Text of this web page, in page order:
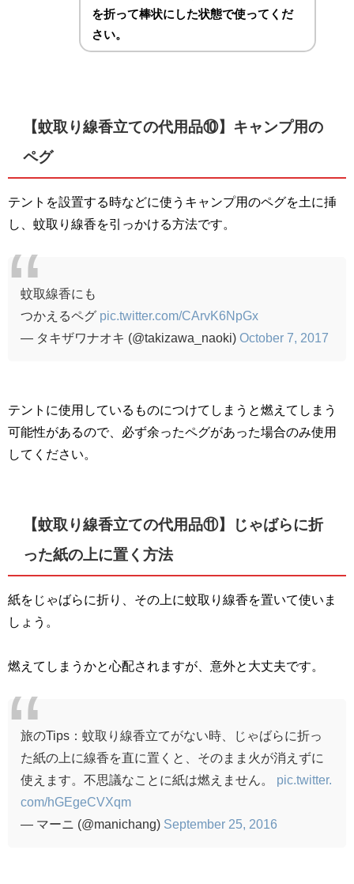
を折って棒状にした状態で使ってくだ
さい。
【蚊取り線香立ての代用品⑩】キャンプ用の
ペグ
テントを設置する時などに使うキャンプ用のペグを土に挿
し、蚊取り線香を引っかける方法です。
蚊取線香にも
つかえるペグ pic.twitter.com/CArvK6NpGx
— タキザワナオキ (@takizawa_naoki) October 7, 2017
テントに使用しているものにつけてしまうと燃えてしまう
可能性があるので、必ず余ったペグがあった場合のみ使用
してください。
【蚊取り線香立ての代用品⑪】じゃばらに折
った紙の上に置く方法
紙をじゃばらに折り、その上に蚊取り線香を置いて使いま
しょう。
燃えてしまうかと心配されますが、意外と大丈夫です。
旅のTips：蚊取り線香立てがない時、じゃばらに折っ
た紙の上に線香を直に置くと、そのまま火が消えずに
使えます。不思議なことに紙は燃えません。 pic.twitter.
com/hGEgeCVXqm
— マーニ (@manichang) September 25, 2016